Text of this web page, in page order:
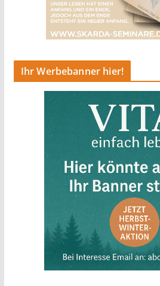
Ihr Werbebanner hier!